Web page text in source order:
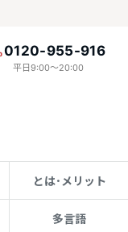
0120-955-916
平日9:00〜20:00
とは･メリット
多言語